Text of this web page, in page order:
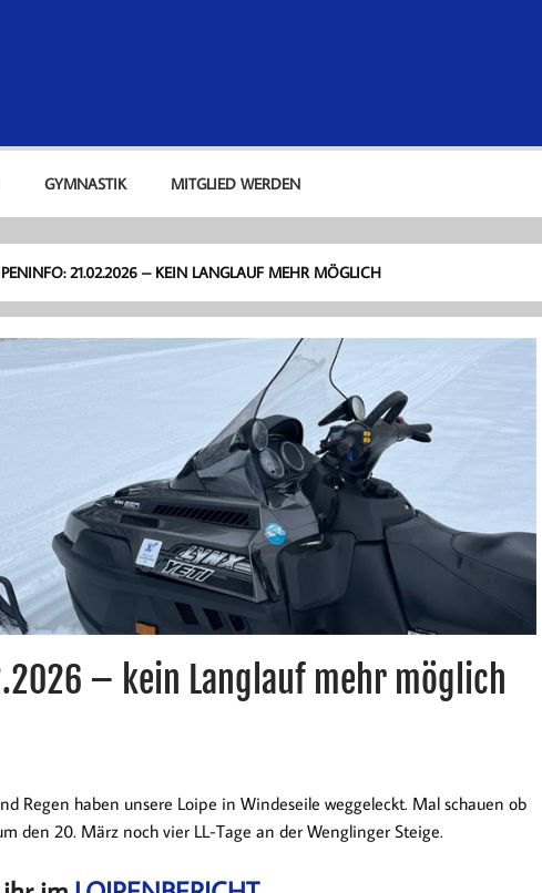
GYMNASTIK MITGLIED WERDEN
21.02.2026 – KEIN LANGLAUF MEHR MÖGLICH
– kein Langlauf mehr möglich
Regen haben unsere Loipe in Windeseile weggeleckt. Mal schauen ob
den 20. März noch vier LL-Tage an der Wenglinger Steige.